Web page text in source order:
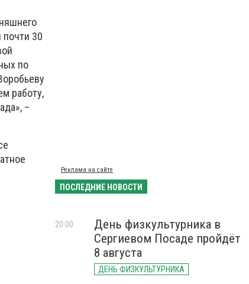
30
по
работу,
–
Реклама на сайте
ПОСЛЕДНИЕ НОВОСТИ
День физкультурника в
Сергиевом Посаде пройдёт
8 августа
ДЕНЬ ФИЗКУЛЬТУРНИКА
20:00